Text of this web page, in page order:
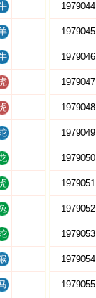
1979044
1979045
1979046
1979047
1979048
1979049
1979050
1979051
1979052
1979053
1979054
1979055